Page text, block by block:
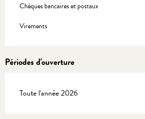
Chèques bancaires et postaux
Virements
Périodes d'ouverture
Toute l'année 2026